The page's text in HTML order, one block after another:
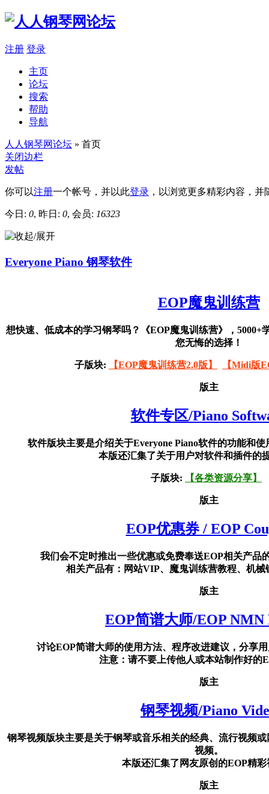
注册 登录
主页
论坛
搜索
帮助
导航
人人钢琴网论坛 » 首页
关闭边栏
发帖
你可以注册一个帐号，并以此登录 ，以浏览更多精彩内容，
今日: 0, 昨日: 0, 会员: 16323
Everyone Piano 钢琴软件
EOP魔鬼训练营
想快速、低成本的学习钢琴吗？《EOP魔鬼训练营》，5000+
您无悔的选择！
子版块: 【EOP魔鬼训练营2.0版】 【Midi版
版主
软件专区/Piano
软件版块主要是介绍关于Everyone Piano软件的功能和
本版还汇集了关于用户对软件和插件的
子版块: 【各类资源分享】
版主
EOP优惠券 / EOP
我们会不定时推出一些优惠或免费奉送EOP相关产品
相关产品有：网站VIP、魔鬼训练营教程、机
版主
EOP简谱大师/EOP NMN
讨论EOP简谱大师的使用方法、程序改进建议，分享
注意：请不要上传他人或本站制作好的
版主
钢琴视频/Piano
钢琴视频版块主要是关于钢琴或音乐相关的经典、流行视频
视频。
本版还汇集了网友原创的EOP精彩
版主